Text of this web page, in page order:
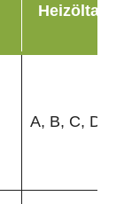
Heizöltank
A, B, C, D